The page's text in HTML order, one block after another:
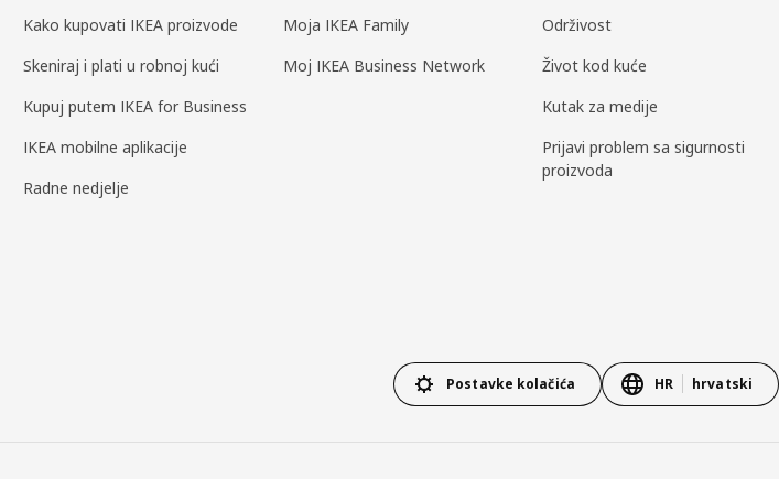
Kako kupovati IKEA proizvode
Skeniraj i plati u robnoj kući
Kupuj putem IKEA for Business
IKEA mobilne aplikacije
Radne nedjelje
Moja IKEA Family
Moj IKEA Business Network
Održivost
Život kod kuće
Kutak za medije
Prijavi problem sa sigurnosti
proizvoda
Postavke kolačića HR hrvatski